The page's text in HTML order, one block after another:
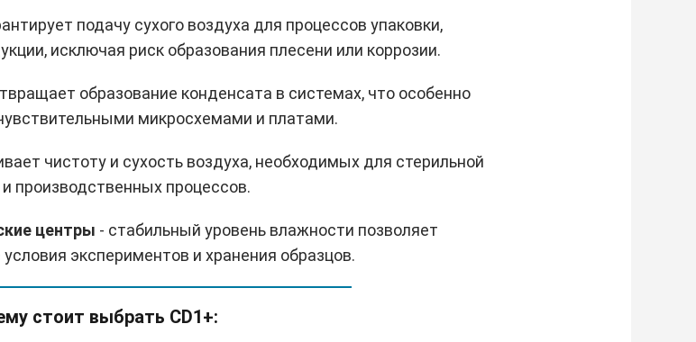
подачу сухого воздуха для процессов упаковки,
исключая риск образования плесени или коррозии.
образование конденсата в системах, что особенно
микросхемами и платами.
чистоту и сухость воздуха, необходимых для стерильной
и производственных процессов.
центры - стабильный уровень влажности позволяет
экспериментов и хранения образцов.
стоит выбрать CD1+: